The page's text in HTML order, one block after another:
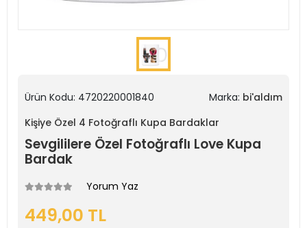
Ürün Kodu: 4720220001840 Marka: bi'aldım
Kişiye Özel 4 Fotoğraflı Kupa Bardaklar
Sevgililere Özel Fotoğraflı Love Kupa
Bardak
Yorum Yaz
449,00 TL